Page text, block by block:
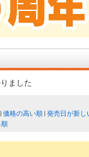
ました
価格の高い順 発売日が新し
順